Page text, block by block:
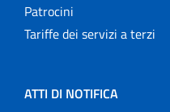
Patrocini
Tariffe dei servizi a terzi
ATTI DI NOTIFICA